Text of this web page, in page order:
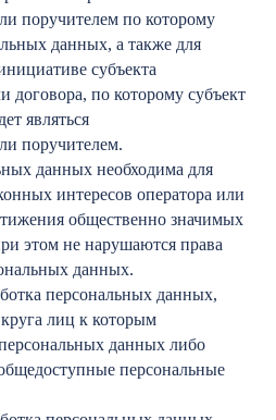
поручителем по которому
данных, а также для
субъекта
договора, по которому субъект
являться
поручителем.
данных необходима для
интересов оператора или
общественно значимых
этом не нарушаются права
данных.
персональных данных,
лиц к которым
данных либо
персональные